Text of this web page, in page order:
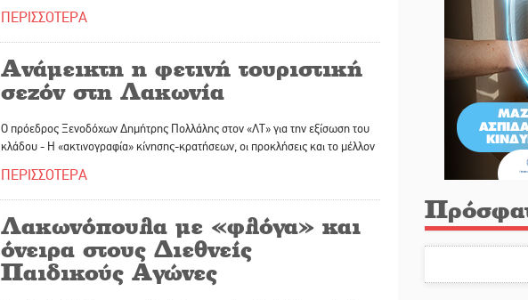
Ασίστ στην εξωστρέφεια και την άθληση, καλάθι «νίκης» στα
Προληπτικός έλεγχος μνήμης για ηλικιωμένους στη Σκάλα
ΠΕΡΙΣΣΟΤΕΡΑ
Ανάμεικτη η φετινή τουριστική
σεζόν στη Λακωνία
Ο πρόεδρος Ξενοδόχων Δημήτρης Πολλάλης στον «ΛΤ» για την εξίσωση του
κλάδου - Η «ακτινογραφία» κίνησης-κρατήσεων, οι προκλήσεις και το μέλλον
ΠΕΡΙΣΣΟΤΕΡΑ
Λακωνόπουλα με «φλόγα» και
όνειρα στους Διεθνείς
Παιδικούς Αγώνες